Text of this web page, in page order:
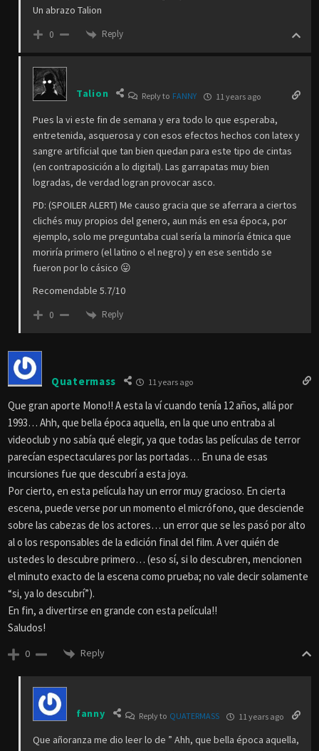
Un abrazo Talion
0 Reply
Talion Reply to FANNY 11 years ago
Pues la vi este fin de semana y era todo lo que esperaba,
entretenida, asquerosa y con esos efectos hechos con latex y
sangre artificial que tan bien quedan para este tipo de cintas
(en contraposición a lo digital). Las garrapatas muy bien
logradas, de verdad logran provocar asco.
PD: (SPOILER ALERT) Me causo gracia que se aferrara a ciertos
clichés muy propios del genero, aun más en esa época, por
ejemplo, solo me preguntaba cual sería la minoría étnica que
moriría primero (el latino o el negro) y en ese sentido se
fueron por lo cásico 😛
Recomendable 5.7/10
0 Reply
Quatermass 11 years ago
Que gran aporte Mono!! A esta la ví cuando tenía 12 años, allá por
1993… Ahh, que bella época aquella, en la que uno entraba al
videoclub y no sabía qué elegir, ya que todas las películas de terror
parecían espectaculares por las portadas… En una de esas
incursiones fue que descubrí a esta joya.
Por cierto, en esta película hay un error muy gracioso. En cierta
escena, puede verse por un momento el micrófono, que desciende
sobre las cabezas de los actores… un error que se les pasó por alto
al o los responsables de la edición final del film. A ver quién de
ustedes lo descubre primero… (eso sí, si lo descubren, mencionen
el minuto exacto de la escena como prueba; no vale decir solamente
“si, ya lo descubrí”).
En fin, a divertirse en grande con esta película!!
Saludos!
0 Reply
fanny Reply to QUATERMASS 11 years ago
Que añoranza me dio leer lo de ” Ahh, que bella época aquella,